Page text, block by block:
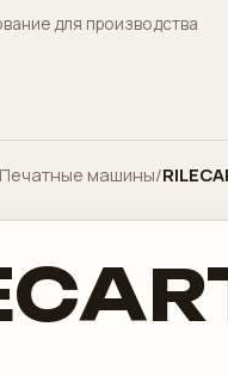
для производства
Печатные машины/